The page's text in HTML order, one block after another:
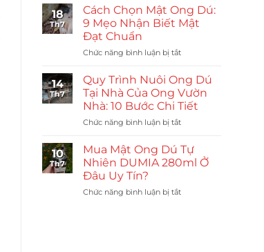
Đàn
Ong
Vườn
Ong
Dú
Có
Dụng
7
Lợi
Ích
Và
Lưu
18
Th7
Cách Chọn Mật Ong Dú:
9 Mẹo Nhận Biết Mật
Đạt Chuẩn
Chức năng bình luận bị tắtở
Chọn
Mật
Ong
Dú:
9
Nhận
Biết
Mật
Chuẩn
14
Th7
Quy Trình Nuôi Ong Dú
Tại Nhà Của Ong Vườn
Nhà: 10 Bước Chi Tiết
Chức năng bình luận bị tắtở
Trình
Nuôi
Ong
Tại
10
Th7
Mua Mật Ong Dú Tự
Nhiên DUMIA 280ml Ở
Đâu Uy Tín?
Chức năng bình luận bị tắtở